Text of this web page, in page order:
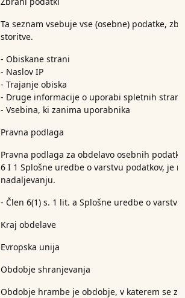
Ta seznam vsebuje vse (osebne) podatke,
storitve.
- Obiskane strani
- Naslov IP
- Trajanje obiska
- Druge informacije o uporabi spletnih strani
- Vsebina, ki zanima uporabnika
Pravna podlaga
Pravna podlaga za obdelavo osebnih
6 I 1 Splošne uredbe o varstvu podatkov, je
nadaljevanju.
- Člen 6(1) s. 1 lit. a Splošne uredbe o
Kraj obdelave
Evropska unija
Obdobje shranjevanja
Obdobje hrambe je obdobje, v katerem se